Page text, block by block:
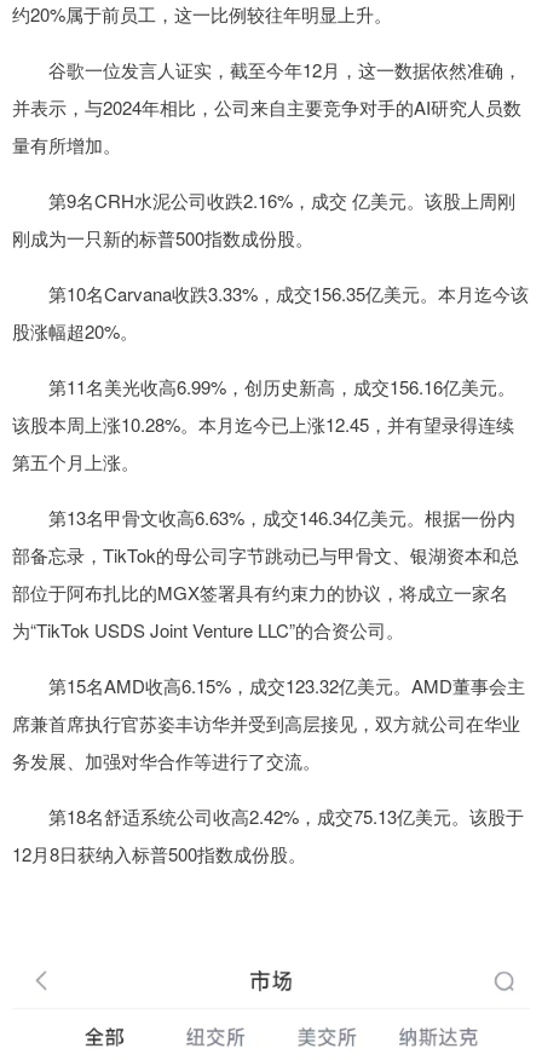
约20%属于前员工，这一比例较往年明显上升。
谷歌一位发言人证实，截至今年12月，这一数据依然准确，
并表示，与2024年相比，公司来自主要竞争对手的AI研究人员数
量有所增加。
第9名CRH水泥公司收跌2.16%，成交 亿美元。该股上周刚
刚成为一只新的标普500指数成份股。
第10名Carvana收跌3.33%，成交156.35亿美元。本月迄今该
股涨幅超20%。
第11名美光收高6.99%，创历史新高，成交156.16亿美元。
该股本周上涨10.28%。本月迄今已上涨12.45，并有望录得连续
第五个月上涨。
第13名甲骨文收高6.63%，成交146.34亿美元。根据一份内
部备忘录，TikTok的母公司字节跳动已与甲骨文、银湖资本和总
部位于阿布扎比的MGX签署具有约束力的协议，将成立一家名
为“TikTok USDS Joint Venture LLC”的合资公司。
第15名AMD收高6.15%，成交123.32亿美元。AMD董事会主
席兼首席执行官苏姿丰访华并受到高层接见，双方就公司在华业
务发展、加强对华合作等进行了交流。
第18名舒适系统公司收高2.42%，成交75.13亿美元。该股于
12月8日获纳入标普500指数成份股。